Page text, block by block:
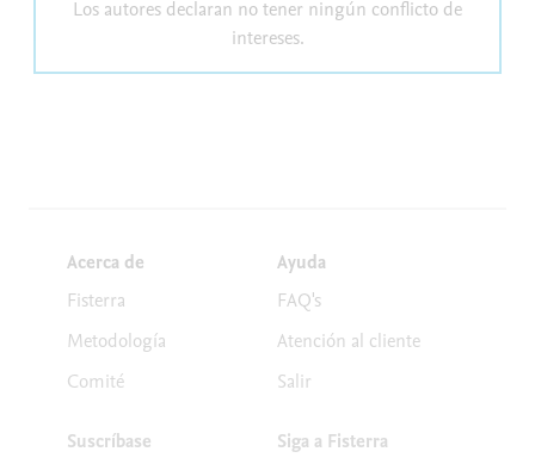
Los autores declaran no tener ningún conflicto de
intereses.
Acerca de
Fisterra
Metodología
Comité
Suscríbase
Ayuda
FAQ's
Atención al cliente
Salir
Siga a Fisterra